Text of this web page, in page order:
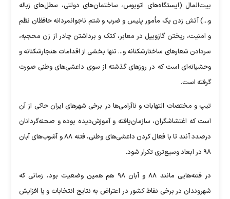
بیت‌المال (ایستگاه‌های اتوبوس، ساختمان‌های دولتی، سطل‌های زباله
و...) آتش زدن یک مأمور پلیس و ضرب و شتم ناجوانمردانه حافظان نظم
و امنیت، ریختن گازوییل در معابر، کتک و برداشتن چادر از زن محجبه،
سردادن شعار‌های ساختارشکنانه و... تنها بخشی از اقدامات هنجارشکنانه و
وحشیانه‌ای است که در روز‌های گذشته از سوی داعشی‌های وطنی صورت
گرفته است.
تیپ و مختصات التهابات و ناآرامی‌ها در برخی شهر‌های ایران حاکی از آن
است که اغتشاشگران، سازمان‌یافته و آموزش‌دیده بوده و صحنه‌گردانان
درصدد آنند تا با فعال کردن داعشی‌های وطنی، فتنه ۸۸ و آشوب‌های آبان
۹۸ در ابعاد وسیع‌تری تکرار شود.
در فتنه‌هایی مانند ۸۸ و آبان ۹۸ هم همین وضعیت بود، زمانی که
شهروندان در برخی نقاط کشور در اعتراض به نتایج انتخابات و یا افزایش